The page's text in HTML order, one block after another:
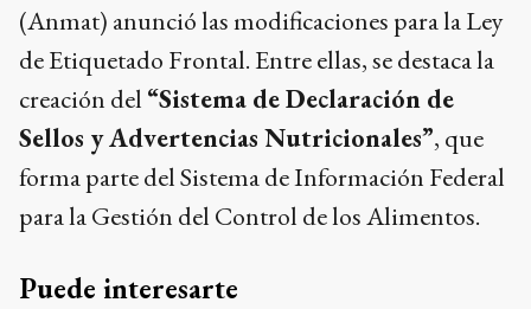
(Anmat) anunció las modificaciones para la Ley
de Etiquetado Frontal. Entre ellas, se destaca la
creación del “Sistema de Declaración de
Sellos y Advertencias Nutricionales”, que
forma parte del Sistema de Información Federal
para la Gestión del Control de los Alimentos.
Puede interesarte